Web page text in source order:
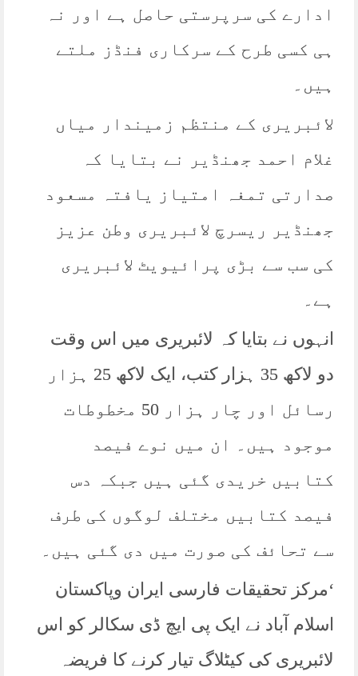
ادارے کی سرپرستی حاصل ہے اور نہ
ہی کسی طرح کے سرکاری فنڈز ملتے
ہیں۔
لائبریری کے منتظم زمیندار میاں
غلام احمد جھنڈیر نے بتایا کہ
صدارتی تمغہ امتیاز یافتہ مسعود
جھنڈیر ریسرچ لائبریری وطن عزیز
کی سب سے بڑی پرائیویٹ لائبریری
ہے۔
انہوں نے بتایا کہ لائبریری میں اس وقت
دو لاکھ 35 ہزار کتب، ایک لاکھ 25 ہزار
رسائل اور چار ہزار 50 مخطوطات
موجود ہیں۔ ان میں نوے فیصد
کتابیں خریدی گئی ہیں جبکہ دس
فیصد کتابیں مختلف لوگوں کی طرف
سے تحائف کی صورت میں دی گئی ہیں۔
‘مرکز تحقیقات فارسی ایران وپاکستان
اسلام آباد نے ایک پی ایچ ڈی سکالر کو اس
لائبریری کی کیٹلاگ تیار کرنے کا فریضہ